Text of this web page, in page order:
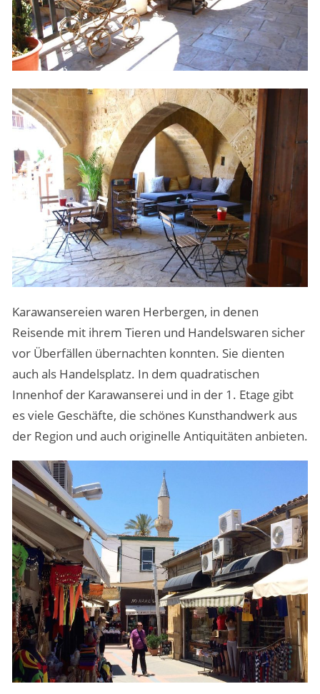
Karawansereien waren Herbergen, in denen
Reisende mit ihrem Tieren und Handelswaren sicher
vor Überfällen übernachten konnten. Sie dienten
auch als Handelsplatz. In dem quadratischen
Innenhof der Karawanserei und in der 1. Etage gibt
es viele Geschäfte, die schönes Kunsthandwerk aus
der Region und auch originelle Antiquitäten anbieten.